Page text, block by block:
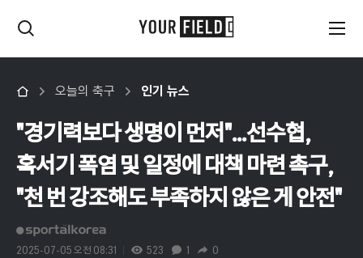
오늘의 축구 인기 뉴스
"경기력보다 생명이 먼저"...선수협,
혹서기 폭염 및 일정에 대책 마련 촉구,
"천 번 강조해도 부족하지 않은 게 안전"
2025-07-05 오전 08:31 523 1 0